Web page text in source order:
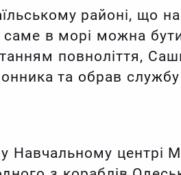
районі, що
в морі можна
повноліття,
та обрав
Навчальному центрі